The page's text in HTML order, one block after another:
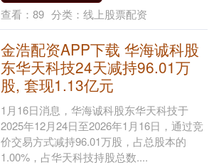
查看： 89 分类： 线上股票配资
金浩配资APP下载 华海诚科股
东华天科技24天减持96.01万
股, 套现1.13亿元
1月16日消息，华海诚科股东华天科技于
2025年12月24日至2026年1月16日，通过竞
价交易方式减持96.01万股，占总股本的
1.00%，占华天科技持股总数....